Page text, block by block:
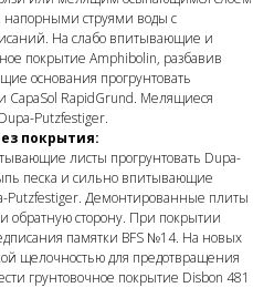
напорными струями воды с
На слабо впитывающие и
покрытие Amphibolin, разбавив
основания прогрунтовать
CapaSol RapidGrund. Мелящиеся
Putzfestiger.
покрытия:
листы прогрунтовать Dupa-
песка и сильно впитывающие
Putzfestiger. Демонтированные плиты
обратную сторону. При покрытии
памятки BFS №14. На новых
щелочностью для предотвращения
грунтовочное покрытие Disbon 481